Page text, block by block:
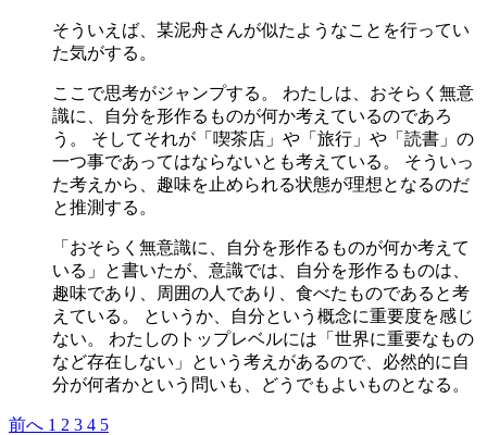
そういえば、某泥舟さんが似たようなことを行ってい
た気がする。
ここで思考がジャンプする。 わたしは、おそらく無意
識に、自分を形作るものが何か考えているのであろ
う。 そしてそれが「喫茶店」や「旅行」や「読書」の
一つ事であってはならないとも考えている。 そういっ
た考えから、趣味を止められる状態が理想となるのだ
と推測する。
「おそらく無意識に、自分を形作るものが何か考えて
いる」と書いたが、意識では、自分を形作るものは、
趣味であり、周囲の人であり、食べたものであると考
えている。 というか、自分という概念に重要度を感じ
ない。 わたしのトップレベルには「世界に重要なもの
など存在しない」という考えがあるので、必然的に自
分が何者かという問いも、どうでもよいものとなる。
前へ 1 2 3 4 5